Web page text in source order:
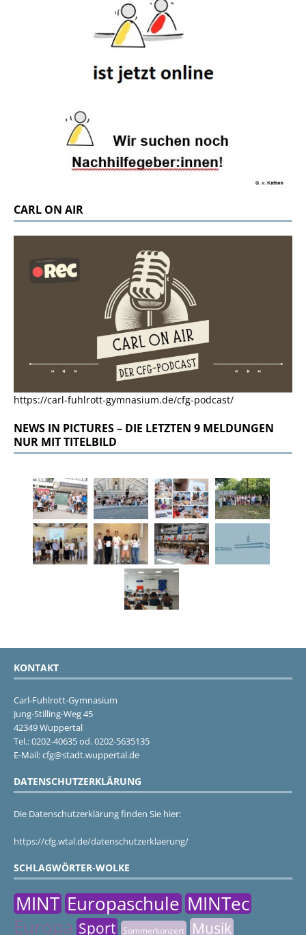
CARL ON AIR
https://carl-fuhlrott-gymnasium.de/cfg-podcast/
NEWS IN PICTURES – DIE LETZTEN 9 MELDUNGEN
NUR MIT TITELBILD
KONTAKT
Carl-Fuhlrott-Gymnasium
Jung-Stilling-Weg 45
42349 Wuppertal
Tel.: 0202-40635 od. 0202-5635135
E-Mail: cfg@stadt.wuppertal.de
DATENSCHUTZERKLÄRUNG
Die Datenschutzerklärung finden Sie hier:
https://cfg.wtal.de/datenschutzerklaerung/
SCHLAGWÖRTER-WOLKE
MINT Europaschule MINTec
Europa Sport Sommerkonzert Musik